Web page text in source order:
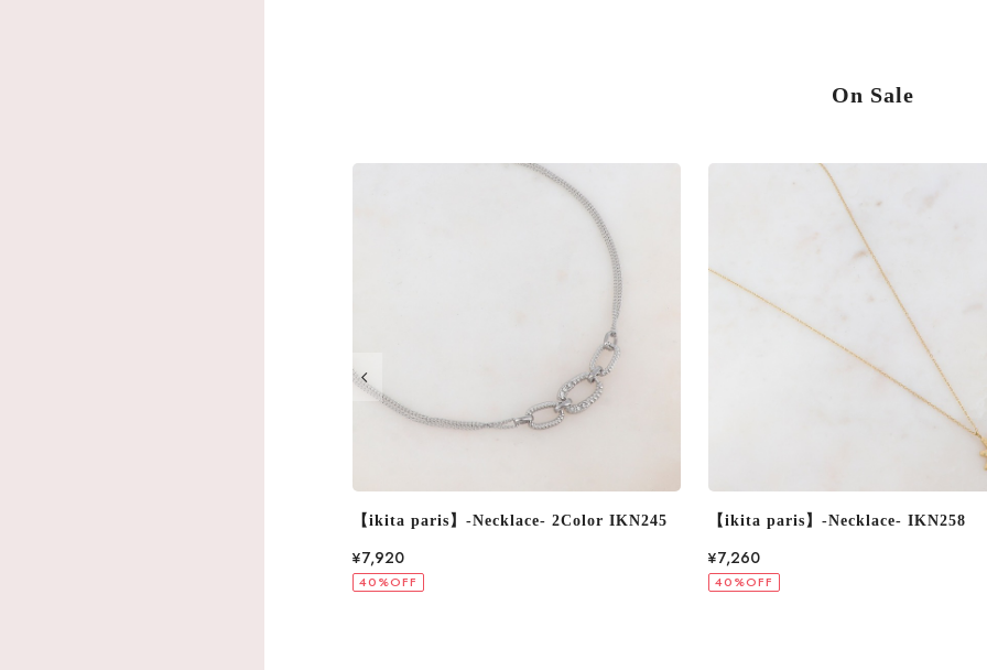
On Sale
【ikita paris】-Necklace- IKN258
¥7,260
40%OFF
【ikita paris】-Necklace- 2Color
¥8,580
40%OFF